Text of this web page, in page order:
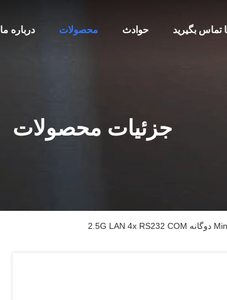
درباره ما محصولات حوادث تماس بگیرید
جزئیات محصولات